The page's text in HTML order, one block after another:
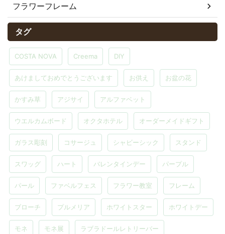
フラワーフレーム
タグ
COSTA NOVA Creema DIY
あけましておめでとうございます お供え お盆の花
かすみ草 アジサイ アルファベット
ウエルカムボード オクタホテル オーダーメイドギフト
ガラス彫刻 コサージュ シャビーシック スタンド
スワッグ ハート バレンタインデー パープル
パール ファベルフェス フラワー教室 フレーム
ブローチ プルメリア ホワイトスター ホワイトデー
モネ モネ展 ラブラドールレトリーバー